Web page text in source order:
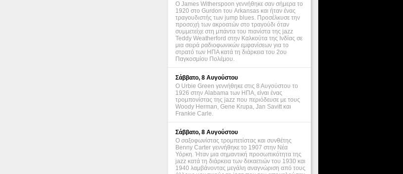
Ο James Witherspoon γεννήθηκε σαν σήμερα το
1920 στο Gurdon του Arkansas και ήταν ένας
τραγουδιστής των jump blues. Προσέλκυσε την
προσοχή των ακροατών στο τραγούδι όταν
συμμετείχε στη μπάντα του πιανίστα της jazz
Teddy Weatherford στην Καλκούτα της Ινδίας σε
μια σειρά ραδιοφωνικών εμφανίσεων για το
στρατό των ΗΠΑ κατά τη διάρκεια του 2ου
Παγκοσμίου Πολέμου.
Σάββατο, 8 Αυγούστου
Ο Urbie Green γεννήθηκε στις 8 Αυγούστου το
1926 στην Alabama των ΗΠΑ, είναι ένας
τρομπονίστας της jazz που περιόδευσε με τους
Woody Herman, Gene Krupa, Jan Savitt και
Frankie Carle.
Σάββατο, 8 Αυγούστου
Ο σαξοφωνίστας τρομπετίστας και συνθέτης
Benny Carter γεννήθηκε το 1907 στην Νέα
Υόρκη. Ήταν μια σημαντική προσωπικότητα της
jazz κατά τη διάρκεια των δεκαετιών του 1930 και
1940 λαμβάνοντας μεγάλη αναγνώριση από τους